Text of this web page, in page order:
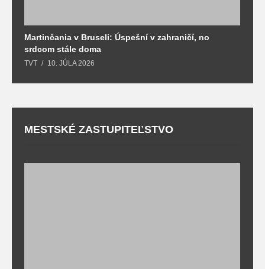
Martinčania v Bruseli: Úspešní v zahraničí, no
srdcom stále doma
TVT 10. JÚLA 2026
MESTSKÉ ZASTUPITEĽSTVO